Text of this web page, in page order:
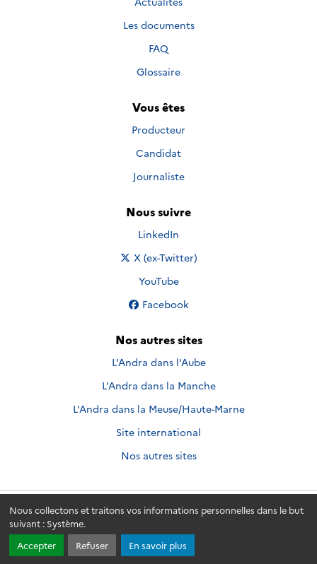
Nous collectons et traitons vos informations personnelles dans le but
suivant : Système.
Accepter
Refuser En savoir plus
Les documents
FAQ
Glossaire
Vous êtes
Producteur
Candidat
Journaliste
Nous suivre
Nous suivre sur
LinkedIn
Nous suivre sur
X (ex-Twitter)
Nous suivre sur
YouTube
Nous suivre sur
Facebook
Nos autres sites
L'Andra dans l'Aube
L'Andra dans la Manche
L'Andra dans la Meuse/Haute-Marne
Site international
Nos autres sites
Andra.fr © 2026 - Andra. Tous droits réservés.